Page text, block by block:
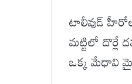
టాలీవుడ్
మట్టిలో దొర్లే
ఒక్క మేధావి